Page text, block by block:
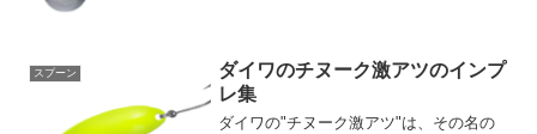
越した水の掴みです。この...
スプーン
ダイワのチヌーク激アツのインプ
レ集
ダイワの"チヌーク激アツ"は、その名の